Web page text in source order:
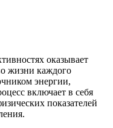
оказывает
жизни каждого
энергии,
включает в себя
показателей